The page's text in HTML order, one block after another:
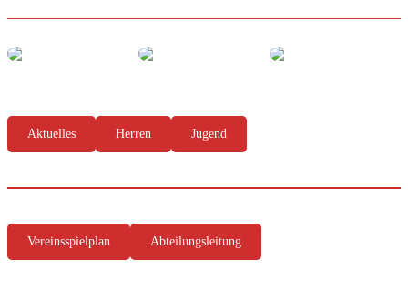
Aktuelles Herren Jugend
Vereinsspielplan Abteilungsleitung